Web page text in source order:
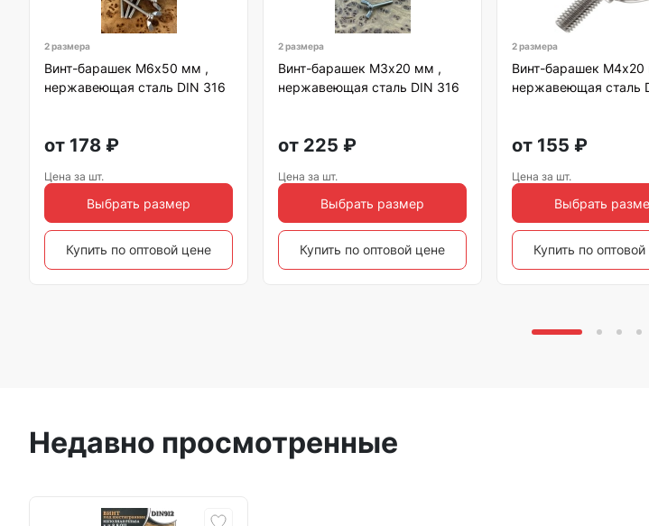
2 размера
Винт-барашек М6х50 мм ,
нержавеющая сталь DIN 316
от 178 ₽
Цена за шт.
Выбрать размер
Купить по оптовой цене
2 размера
Винт-барашек М3х20 мм ,
нержавеющая сталь DIN 316
от 225 ₽
Цена за шт.
Выбрать размер
Купить по оптовой цене
2 размера
Винт-барашек
нержавеющая сталь
от 155 ₽
Цена за шт.
Выбрать
Купить по
Недавно просмотренные